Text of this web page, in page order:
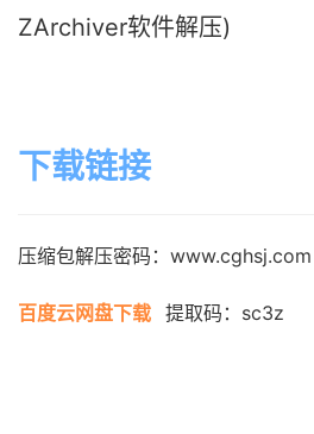
ZArchiver软件解压)
下载链接
压缩包解压密码：www.cghsj.com
百度云网盘下载 提取码：sc3z